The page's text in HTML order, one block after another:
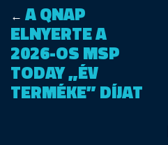
← A QNAP
ELNYERTE A
2026-OS MSP
TODAY „ÉV
TERMÉKE” DÍJAT